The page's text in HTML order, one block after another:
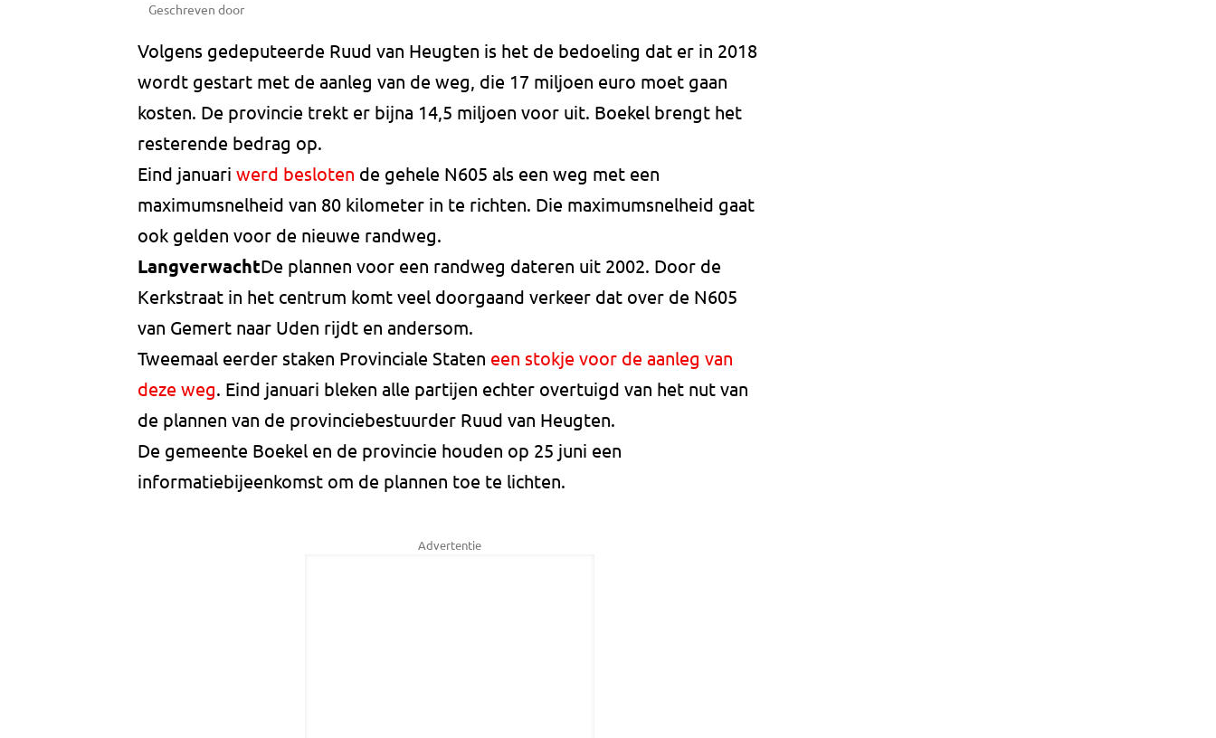
Geschreven door
Volgens gedeputeerde Ruud van Heugten is het de bedoeling dat er in 2018
wordt gestart met de aanleg van de weg, die 17 miljoen euro moet gaan
kosten. De provincie trekt er bijna 14,5 miljoen voor uit. Boekel brengt het
resterende bedrag op.
Eind januari werd besloten de gehele N605 als een weg met een
maximumsnelheid van 80 kilometer in te richten. Die maximumsnelheid gaat
ook gelden voor de nieuwe randweg.
LangverwachtDe plannen voor een randweg dateren uit 2002. Door de
Kerkstraat in het centrum komt veel doorgaand verkeer dat over de N605
van Gemert naar Uden rijdt en andersom.
Tweemaal eerder staken Provinciale Staten een stokje voor de aanleg van
deze weg. Eind januari bleken alle partijen echter overtuigd van het nut van
de plannen van de provinciebestuurder Ruud van Heugten.
De gemeente Boekel en de provincie houden op 25 juni een
informatiebijeenkomst om de plannen toe te lichten.
Advertentie